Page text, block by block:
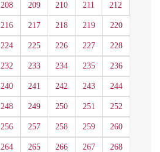
208 209 210 211 212
216 217 218 219 220
224 225 226 227 228
232 233 234 235 236
240 241 242 243 244
248 249 250 251 252
256 257 258 259 260
264 265 266 267 268